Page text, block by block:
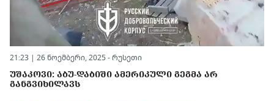
21:23 | 26 ნოემბერი, 2025 - რუსეთი
ᲣᲨᲐᲙᲝᲕᲘ: ᲐᲑᲣ-ᲓᲐᲑᲘᲨᲘ ᲐᲛᲔᲠᲘᲙᲣᲚᲘ ᲒᲔᲒᲛᲐ ᲐᲠ
ᲒᲐᲜᲒᲕᲘᲮᲘᲚᲐᲕᲡ